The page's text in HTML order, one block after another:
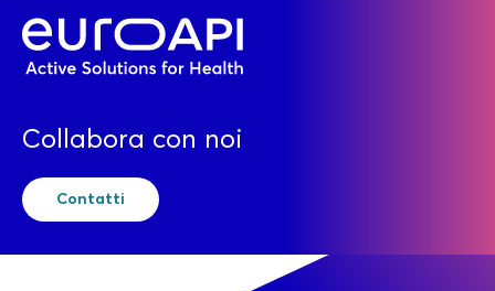
Collabora con noi
Contatti